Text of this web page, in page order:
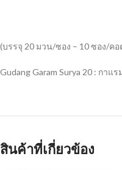
(บรรจุ 20 มวน/ซอง – 10 ซอง/ค
Gudang Garam Surya 20 : กา
สินค้าที่เกี่ยวข้อง